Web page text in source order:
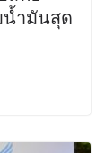
น้ำมันสุด